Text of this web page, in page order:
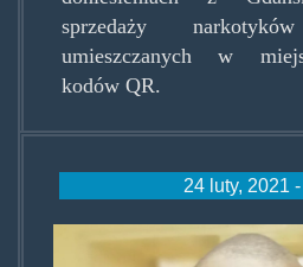
sprzedaży
umieszczanych w
kodów QR.
24 luty, 2021